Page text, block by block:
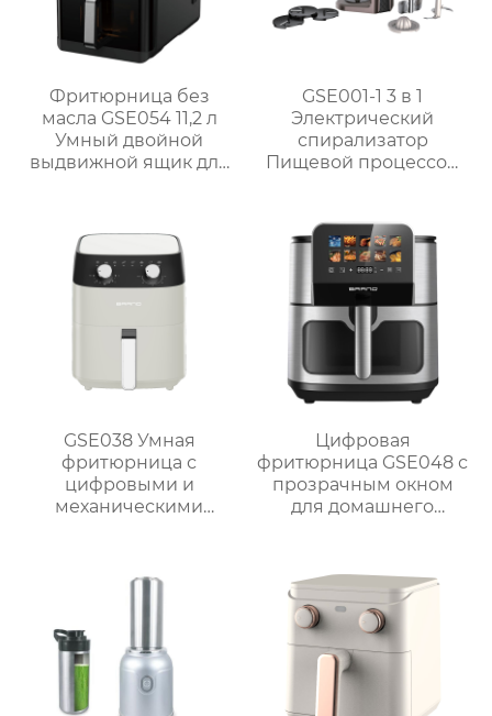
Фритюрница без
масла GSE054 11,2 л
Умный двойной
выдвижной ящик для
GSE001-1 3 в 1
Электрический
спирализатор
Пищевой процессор
GSE038 Умная
фритюрница с
цифровыми и
механическими
Цифровая
фритюрница GSE048 с
прозрачным окном
для домашнего